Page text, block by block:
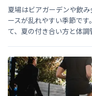
夏場はビアガーデンや飲
ースが乱れやすい季節で
て、夏の付き合い方と体調